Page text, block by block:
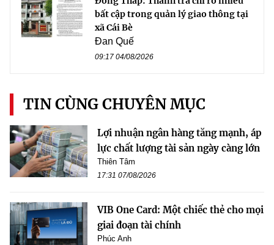
bất cập trong quản lý giao thông tại
xã Cái Bè
Đan Quế
09:17 04/08/2026
TIN CÙNG CHUYÊN MỤC
Lợi nhuận ngân hàng tăng mạnh, áp
lực chất lượng tài sản ngày càng lớn
Thiên Tâm
17:31 07/08/2026
VIB One Card: Một chiếc thẻ cho mọi
giai đoạn tài chính
Phúc Anh